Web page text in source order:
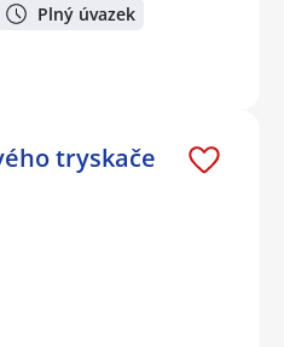
Plný úvazek
tryskače